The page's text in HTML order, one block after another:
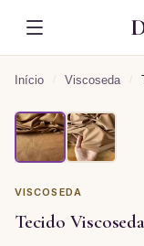
Início / Viscoseda /
VISCOSEDA
Tecido